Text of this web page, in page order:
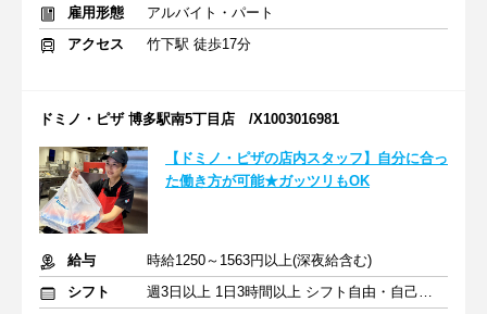
雇用形態
アルバイト・パート
アクセス
竹下駅 徒歩17分
ドミノ・ピザ 博多駅南5丁目店 /X1003016981
【ドミノ・ピザの店内スタッフ】自分に合っ
た働き方が可能★ガッツリもOK
給与
時給1250～1563円以上(深夜給含む)
シフト
週3日以上 1日3時間以上 シフト自由・自己申告